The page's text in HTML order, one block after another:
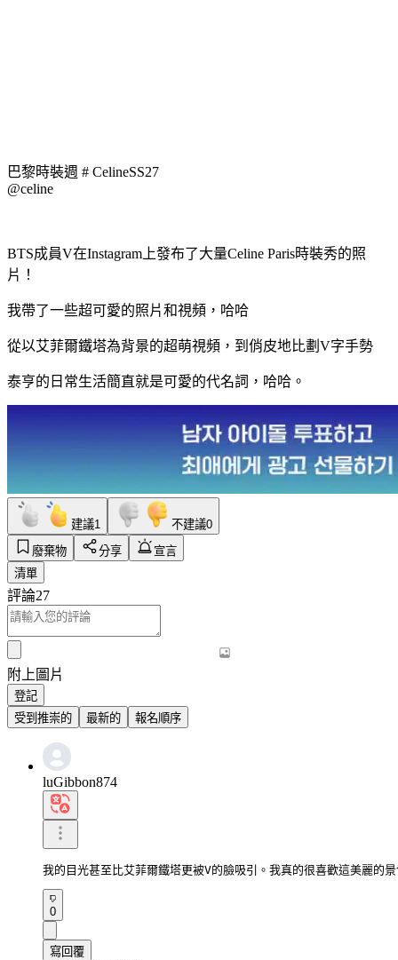
巴黎時裝週 # CelineSS27
@celine
BTS成員V在Instagram上發布了大量Celine Paris時裝秀的照
片！
我帶了一些超可愛的照片和視頻，哈哈
從以艾菲爾鐵塔為背景的超萌視頻，到俏皮地比劃V字手勢
泰亨的日常生活簡直就是可愛的代名詞，哈哈。
建議1 不建議0
廢棄物
分享
宣言
清單
評論27
附上圖片
登記
受到推崇的
最新的 報名順序
luGibbon874
我的目光甚至比艾菲爾鐵塔更被V的臉吸引。我真的很喜歡這美麗的
0
寫回覆